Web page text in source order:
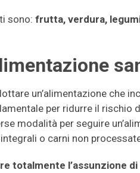
sono: frutta, verdura,
un’alimentazione che
per ridurre il rischio
modalità per seguire
o carni non
totalmente l’assunzione